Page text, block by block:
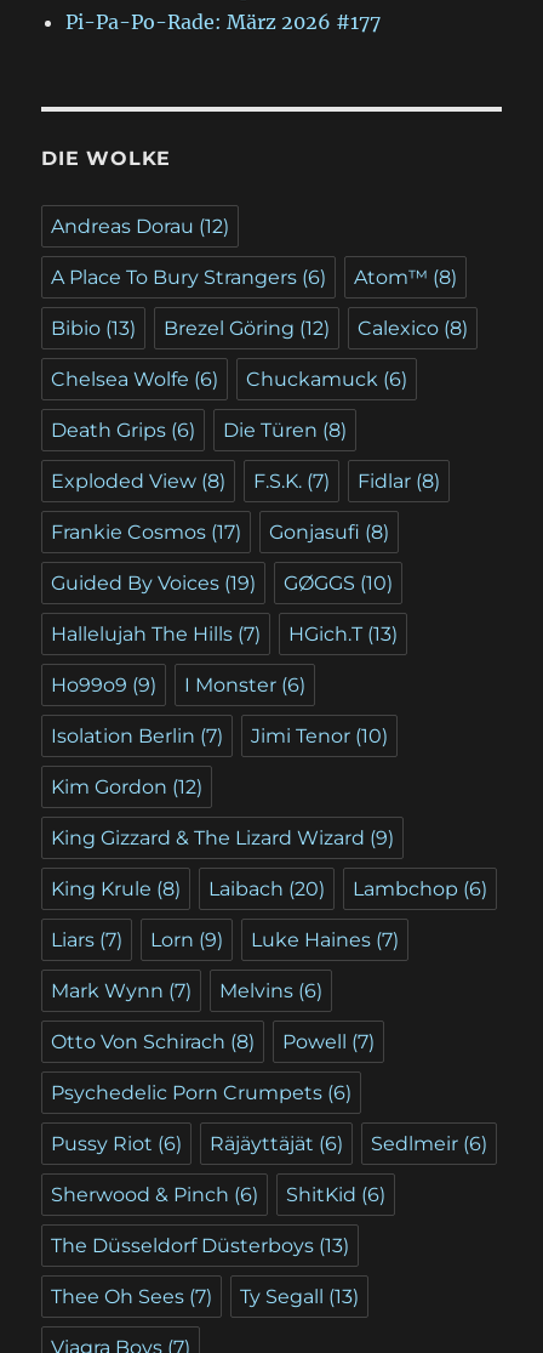
Pi-Pa-Po-Rade: März 2026 #177
DIE WOLKE
Andreas Dorau (12)
A Place To Bury Strangers (6) Atom™ (8)
Bibio (13) Brezel Göring (12) Calexico (8)
Chelsea Wolfe (6) Chuckamuck (6)
Death Grips (6) Die Türen (8)
Exploded View (8) F.S.K. (7) Fidlar (8)
Frankie Cosmos (17) Gonjasufi (8)
Guided By Voices (19) GØGGS (10)
Hallelujah The Hills (7) HGich.T (13)
Ho99o9 (9) I Monster (6)
Isolation Berlin (7) Jimi Tenor (10)
Kim Gordon (12)
King Gizzard & The Lizard Wizard (9)
King Krule (8) Laibach (20) Lambchop (6)
Liars (7) Lorn (9) Luke Haines (7)
Mark Wynn (7) Melvins (6)
Otto Von Schirach (8) Powell (7)
Psychedelic Porn Crumpets (6)
Pussy Riot (6) Räjäyttäjät (6) Sedlmeir (6)
Sherwood & Pinch (6) ShitKid (6)
The Düsseldorf Düsterboys (13)
Thee Oh Sees (7) Ty Segall (13)
Viagra Boys (7)